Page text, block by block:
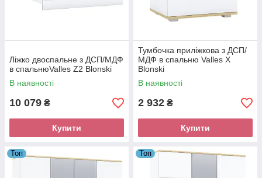
Ліжко двоспальне з ДСП/МДФ
в спальнюValles Z2 Blonski
В наявності
10 079 ₴
Купити
Тумбочка приліжкова з ДСП/
МДФ в спальню Valles X
Blonski
В наявності
2 932 ₴
Купити
Топ Топ